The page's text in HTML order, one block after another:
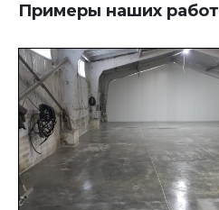
Примеры наших работ